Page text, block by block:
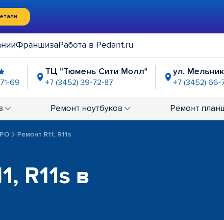
ФраншизаРабота в Pedant.ru
69
ТЦ "Тюмень Сити Молл"
+7 (3452) 39-72-87
ул.
+7 (3452) 66-
61 +7 (3452) 66-71-76 +7
Океан"
причинам
Ремонт ноутбуков Ремонт
Ремонт R11, R11s
R11s в